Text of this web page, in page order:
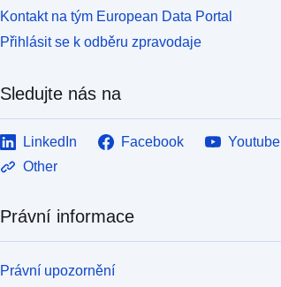
Kontakt na tým European Data Portal
Přihlásit se k odběru zpravodaje
Sledujte nás na
LinkedIn Facebook
Youtube
Other
Právní informace
Právní upozornění